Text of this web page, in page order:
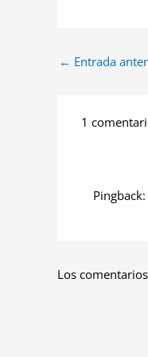
← Entrada
1
Pingback:
Los